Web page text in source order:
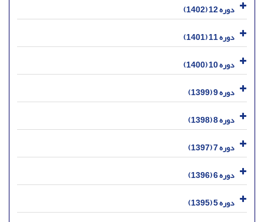
دوره 12 (1402)
دوره 11 (1401)
دوره 10 (1400)
دوره 9 (1399)
دوره 8 (1398)
دوره 7 (1397)
دوره 6 (1396)
دوره 5 (1395)